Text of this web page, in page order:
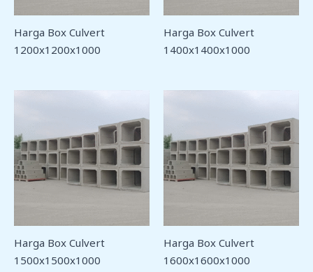
Harga Box Culvert
1200x1200x1000
Harga Box Culvert
1400x1400x1000
Harga Box Culvert
1500x1500x1000
Harga Box Culvert
1600x1600x1000